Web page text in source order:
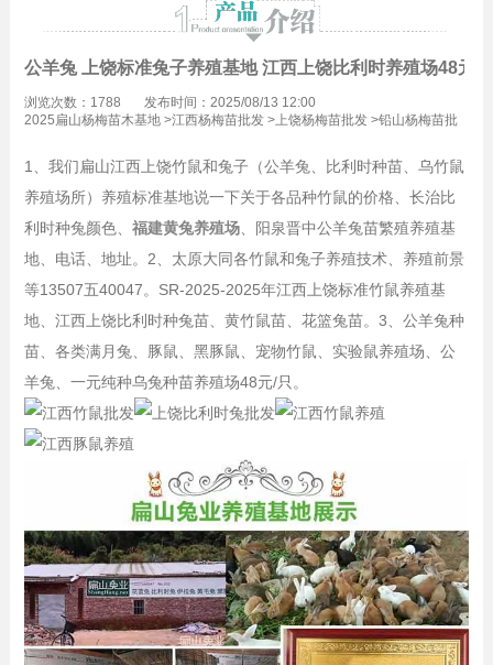
公羊兔 上饶标准兔子养殖基地 江西上饶比利时养殖场48元/
浏览次数：1788
发布时间：2025/08/13 12:00
2025扁山杨梅苗木基地>江西杨梅苗批发>上饶杨梅苗批发>铅山杨梅苗批
1、我们扁山江西上饶竹鼠和兔子（公羊兔、比利时种苗、乌竹鼠
养殖场所）养殖标准基地说一下关于各品种竹鼠的价格、长治比
利时种兔颜色、 福建黄兔养殖场、阳泉晋中公羊兔苗繁殖养殖基
地、电话、地址。2、太原大同各竹鼠和兔子养殖技术、养殖前景
等13507五40047。SR-2025-2025年江西上饶标准竹鼠养殖基
地、江西上饶比利时种兔苗、黄竹鼠苗、花篮兔苗。3、公羊兔种
苗、各类满月兔、豚鼠、黑豚鼠、宠物竹鼠、实验鼠养殖场、公
羊兔、一元纯种乌兔种苗养殖场48元/只。